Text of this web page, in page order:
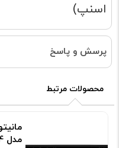
اسنپ)
پرسش و پاسخ
محصولات مرتبط
مدل L-AD1 2+64